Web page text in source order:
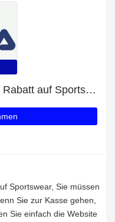
Erhalten Sie zusätzlich 10% Rabatt auf Sportswear
Sportswear, Sie müssen
Sie zur Kasse gehen,
Sie einfach die Website